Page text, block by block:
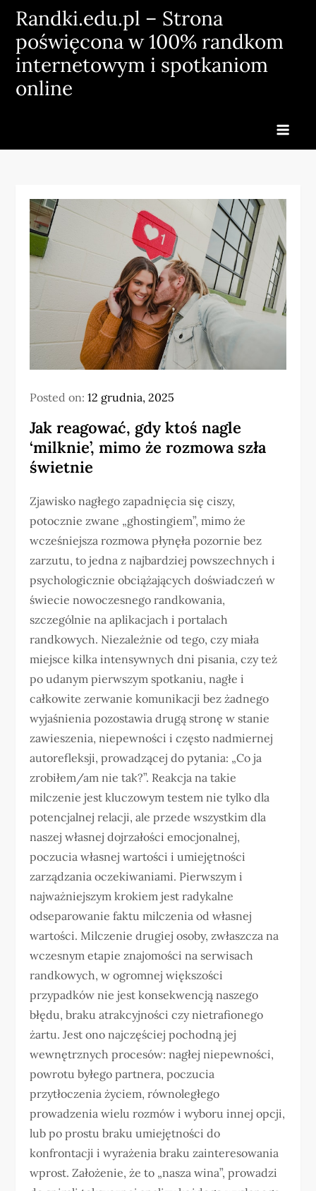
Skip
content
Randki.edu.pl – Strona
poświęcona w 100% randkom
internetowym i spotkaniom
online
Posted on:12 grudnia, 2025
Jak reagować, gdy ktoś nagle
‘milknie’, mimo że rozmowa szła
świetnie
Zjawisko nagłego zapadnięcia się ciszy,
potocznie zwane „ghostingiem”, mimo że
wcześniejsza rozmowa płynęła pozornie bez
zarzutu, to jedna z najbardziej powszechnych i
psychologicznie obciążających doświadczeń w
świecie nowoczesnego randkowania,
szczególnie na aplikacjach i portalach
randkowych. Niezależnie od tego, czy miała
miejsce kilka intensywnych dni pisania, czy też
po udanym pierwszym spotkaniu, nagłe i
całkowite zerwanie komunikacji bez żadnego
wyjaśnienia pozostawia drugą stronę w stanie
zawieszenia, niepewności i często nadmiernej
autorefleksji, prowadzącej do pytania: „Co ja
zrobiłem/am nie tak?”. Reakcja na takie
milczenie jest kluczowym testem nie tylko dla
potencjalnej relacji, ale przede wszystkim dla
naszej własnej dojrzałości emocjonalnej,
poczucia własnej wartości i umiejętności
zarządzania oczekiwaniami. Pierwszym i
najważniejszym krokiem jest radykalne
odseparowanie faktu milczenia od własnej
wartości. Milczenie drugiej osoby, zwłaszcza na
wczesnym etapie znajomości na serwisach
randkowych, w ogromnej większości
przypadków nie jest konsekwencją naszego
błędu, braku atrakcyjności czy nietrafionego
żartu. Jest ono najczęściej pochodną jej
wewnętrznych procesów: nagłej niepewności,
powrotu byłego partnera, poczucia
przytłoczenia życiem, równoległego
prowadzenia wielu rozmów i wyboru innej opcji,
lub po prostu braku umiejętności do
konfrontacji i wyrażenia braku zainteresowania
wprost. Założenie, że to „nasza wina”, prowadzi